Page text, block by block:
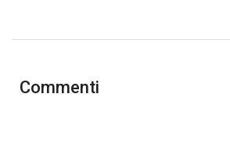
Commenti